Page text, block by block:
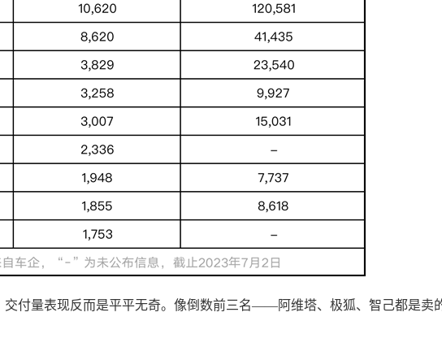
交付量表现反而是平平无奇。像倒数前三名——阿维塔、极狐、智己都是卖